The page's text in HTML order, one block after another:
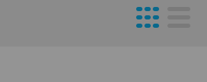
mas de de 500 Profesionales de